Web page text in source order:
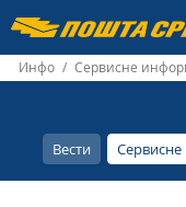
Пошта
Србије
д.о.о.
Инфо / Сервисне
Вести